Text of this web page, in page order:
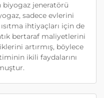
biyogaz jeneratörü
sadece evlerini
ihtiyaçları için de
bertaraf maliyetlerini
artırmış, böylece
ikili faydalarını